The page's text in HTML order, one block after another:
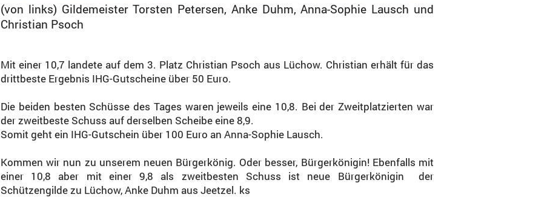
(von links) Gildemeister Torsten Petersen, Anke Duhm, Anna-Sophie Lausch und
Christian Psoch
Mit einer 10,7 landete auf dem 3. Platz Christian Psoch aus Lüchow. Christian erhält für das
drittbeste Ergebnis IHG-Gutscheine über 50 Euro.
Die beiden besten Schüsse des Tages waren jeweils eine 10,8. Bei der Zweitplatzierten war
der zweitbeste Schuss auf derselben Scheibe eine 8,9.
Somit geht ein IHG-Gutschein über 100 Euro an Anna-Sophie Lausch.
Kommen wir nun zu unserem neuen Bürgerkönig. Oder besser, Bürgerkönigin! Ebenfalls mit
einer 10,8 aber mit einer 9,8 als zweitbesten Schuss ist neue Bürgerkönigin
der
Schützengilde zu Lüchow, Anke Duhm aus Jeetzel. ks